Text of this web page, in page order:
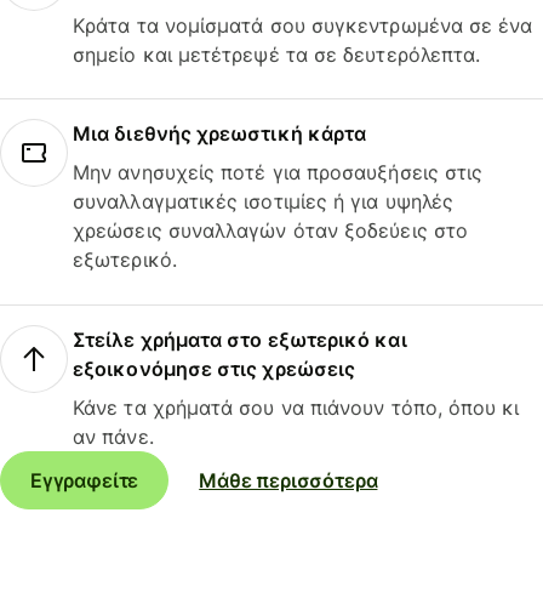
Κράτα τα νομίσματά σου συγκεντρωμένα σε ένα
σημείο και μετέτρεψέ τα σε δευτερόλεπτα.
Μια διεθνής χρεωστική κάρτα
Μην ανησυχείς ποτέ για προσαυξήσεις στις
συναλλαγματικές ισοτιμίες ή για υψηλές
χρεώσεις συναλλαγών όταν ξοδεύεις στο
εξωτερικό.
Στείλε χρήματα στο εξωτερικό και
εξοικονόμησε στις χρεώσεις
Κάνε τα χρήματά σου να πιάνουν τόπο, όπου κι
αν πάνε.
Εγγραφείτε
Μάθε περισσότερα